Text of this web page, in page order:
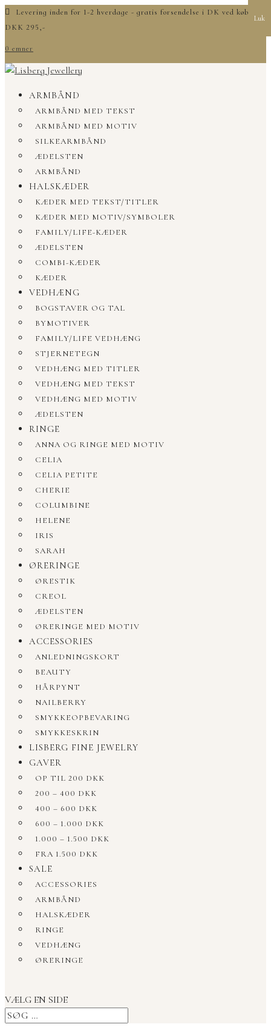
Levering inden for 1-2 hverdage - gratis forsendelse i DK ved køb over
DKK 295,-
0 emner
ARMBÅND
ARMBÅND MED TEKST
ARMBÅND MED MOTIV
SILKEARMBÅND
ÆDELSTEN
ARMBÅND
HALSKÆDER
KÆDER MED TEKST/TITLER
KÆDER MED MOTIV/SYMBOLER
FAMILY/LIFE-KÆDER
ÆDELSTEN
COMBI-KÆDER
KÆDER
VEDHÆNG
BOGSTAVER OG TAL
BYMOTIVER
FAMILY/LIFE VEDHÆNG
STJERNETEGN
VEDHÆNG MED TITLER
VEDHÆNG MED TEKST
VEDHÆNG MED MOTIV
ÆDELSTEN
RINGE
ANNA OG RINGE MED MOTIV
CELIA
CELIA PETITE
CHERIE
COLUMBINE
HELENE
IRIS
SARAH
ØRERINGE
ØRESTIK
CREOL
ÆDELSTEN
ØRERINGE MED MOTIV
ACCESSORIES
ANLEDNINGSKORT
BEAUTY
HÅRPYNT
NAILBERRY
SMYKKEOPBEVARING
SMYKKESKRIN
LISBERG FINE JEWELRY
GAVER
OP TIL 200 DKK
200 – 400 DKK
400 – 600 DKK
600 – 1.000 DKK
1.000 – 1.500 DKK
FRA 1.500 DKK
SALE
ACCESSORIES
ARMBÅND
HALSKÆDER
RINGE
VEDHÆNG
ØRERINGE
VÆLG EN SIDE
Luk